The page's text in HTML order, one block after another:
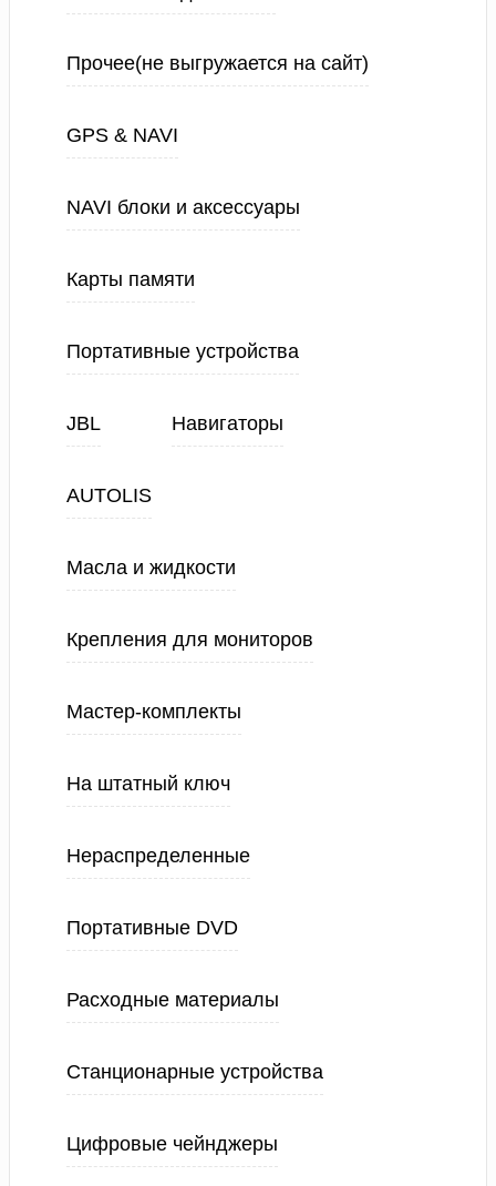
Прочее(не выгружается на сайт)
GPS & NAVI
NAVI блоки и аксессуары
Карты памяти
Портативные устройства
JBL Навигаторы
AUTOLIS
Масла и жидкости
Крепления для мониторов
Мастер-комплекты
На штатный ключ
Нераспределенные
Портативные DVD
Расходные материалы
Станционарные устройства
Цифровые чейнджеры